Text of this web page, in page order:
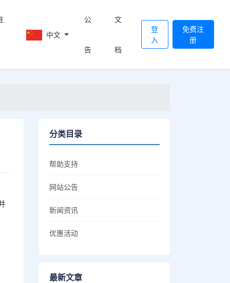
中文
公
告
文
档
登
入
免费注
册
分类目录
帮助支持
网站公告
新闻资讯
优惠活动
最新文章